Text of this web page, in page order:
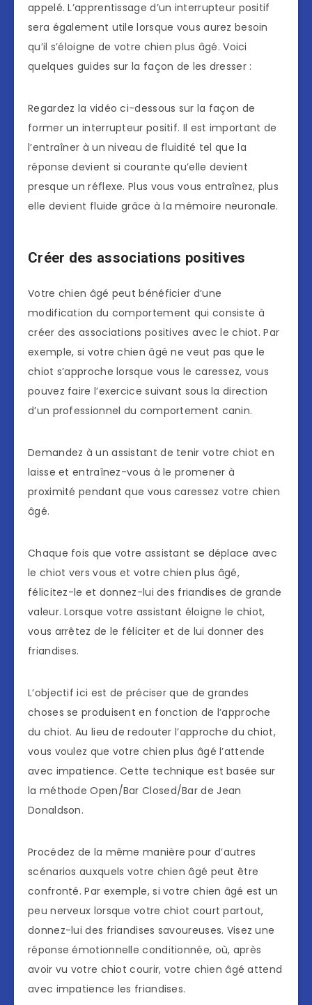
appelé. L’apprentissage d’un interrupteur positif
sera également utile lorsque vous aurez besoin
qu’il s’éloigne de votre chien plus âgé. Voici
quelques guides sur la façon de les dresser :
Regardez la vidéo ci-dessous sur la façon de
former un interrupteur positif. Il est important de
l’entraîner à un niveau de fluidité tel que la
réponse devient si courante qu’elle devient
presque un réflexe. Plus vous vous entraînez, plus
elle devient fluide grâce à la mémoire neuronale.
Créer des associations positives
Votre chien âgé peut bénéficier d’une
modification du comportement qui consiste à
créer des associations positives avec le chiot. Par
exemple, si votre chien âgé ne veut pas que le
chiot s’approche lorsque vous le caressez, vous
pouvez faire l’exercice suivant sous la direction
d’un professionnel du comportement canin.
Demandez à un assistant de tenir votre chiot en
laisse et entraînez-vous à le promener à
proximité pendant que vous caressez votre chien
âgé.
Chaque fois que votre assistant se déplace avec
le chiot vers vous et votre chien plus âgé,
félicitez-le et donnez-lui des friandises de grande
valeur. Lorsque votre assistant éloigne le chiot,
vous arrêtez de le féliciter et de lui donner des
friandises.
L’objectif ici est de préciser que de grandes
choses se produisent en fonction de l’approche
du chiot. Au lieu de redouter l’approche du chiot,
vous voulez que votre chien plus âgé l’attende
avec impatience. Cette technique est basée sur
la méthode Open/Bar Closed/Bar de Jean
Donaldson.
Procédez de la même manière pour d’autres
scénarios auxquels votre chien âgé peut être
confronté. Par exemple, si votre chien âgé est un
peu nerveux lorsque votre chiot court partout,
donnez-lui des friandises savoureuses. Visez une
réponse émotionnelle conditionnée, où, après
avoir vu votre chiot courir, votre chien âgé attend
avec impatience les friandises.